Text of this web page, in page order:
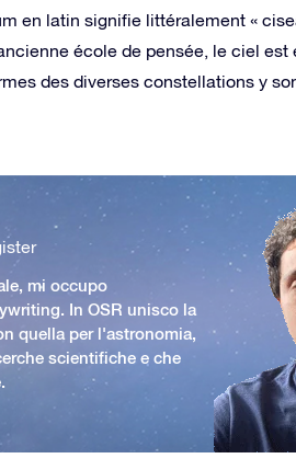
en latin signifie littéralement «
école de pensée, le ciel est
des diverses constellations y
mi occupo
In OSR unisco la
quella per l'astronomia,
scientifiche e che